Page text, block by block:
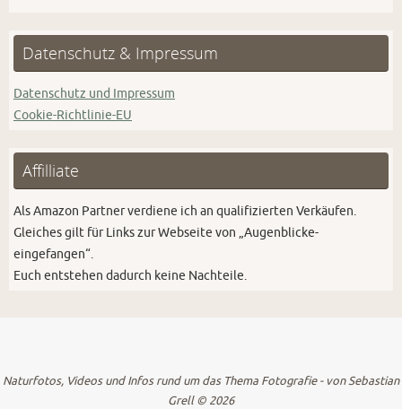
Datenschutz & Impressum
Datenschutz und Impressum
Cookie-Richtlinie-EU
Affilliate
Als Amazon Partner verdiene ich an qualifizierten Verkäufen.
Gleiches gilt für Links zur Webseite von „Augenblicke-
eingefangen“.
Euch entstehen dadurch keine Nachteile.
Naturfotos, Videos und Infos rund um das Thema Fotografie - von Sebastian
Grell © 2026